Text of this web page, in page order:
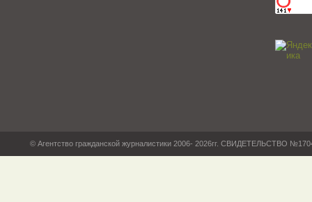
© Агентство гражданской журналистики 2006- 2026гг. СВИДЕТЕЛЬСТВО